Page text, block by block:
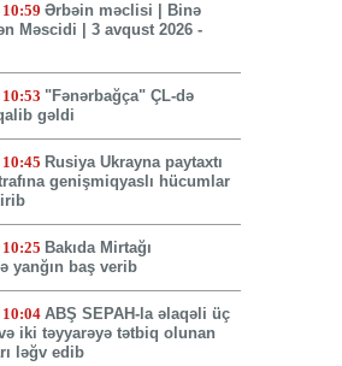
Ərbəin məclisi | Binə
Məscidi | 3 avqust 2026 -
"Fənərbağça" ÇL-də
gəldi
Rusiya Ukrayna paytaxtı
genişmiqyaslı hücumlar
Bakıda Mirtağı
yanğın baş verib
ABŞ SEPAH-la əlaqəli üç
iki təyyarəyə tətbiq olunan
ləğv edib